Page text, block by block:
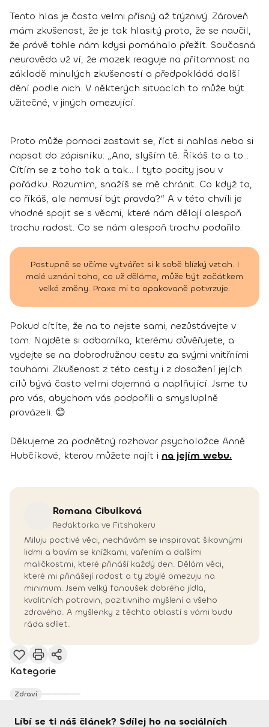
Tento hlas je často velmi přísný až trýznivý. Zároveň
mám zkušenost, že je tak hlasitý proto, že se naučil,
že právě tohle nám kdysi pomáhalo přežít. Současná
neurověda už ví, že mozek reaguje na přítomnost na
základě minulých zkušeností a předpokládá další
dění podle nich. V některých situacích to může být
užitečné, v jiných omezující.
Proto může pomoci zastavit se, říct si nahlas nebo si
napsat do zápisníku: „Ano, slyším tě. Říkáš to a to…
Cítím se z toho tak a tak… I tyto pocity jsou v
pořádku. Rozumím, snažíš se mě chránit. Co když to,
co říkáš, ale nemusí být pravda?“ A v této chvíli je
vhodné spojit se s věcmi, které nám dělají alespoň
trochu radost. Co se nám alespoň trochu podařilo.
Postupně se učíme vytvářet si k sobě blízký vztah. I
malé uznání toho, co už děláme, může být začátkem
velké změny. Praxe mi to opakovaně potvrzuje.
Pokud cítíte, že na to nejste sami, nezůstávejte v
tom. Najděte si odborníka, kterému důvěřujete, a
vydejte se na dobrodružnou cestu za svými vnitřními
touhami. Zkušenost z této cesty i z dosažení jejích
cílů bývá často velmi dojemná a naplňující. Jsme tu
pro vás, abychom vás podpořili a smysluplně
provázeli. 😊
Děkujeme za podnětný rozhovor psycholožce Anně
Hubčíkové, kterou můžete najít i na jejím webu.
Romana Cibulková
Redaktorka ve Fitshakeru
Miluju poctivé věci, nechávám se inspirovat šikovnými
lidmi a bavím se knížkami, vařením a dalšími
maličkostmi, které přináší každý den. Dělám věci,
které mi přinášejí radost a ty zbylé omezuju na
minimum. Jsem velký fanoušek dobrého jídla,
kvalitních potravin, pozitivního myšlení a všeho
zdravého. A myšlenky z těchto oblastí s vámi budu
ráda sdílet.
Kategorie
Zdraví
Líbí se ti náš článek? Sdílej ho na sociálních